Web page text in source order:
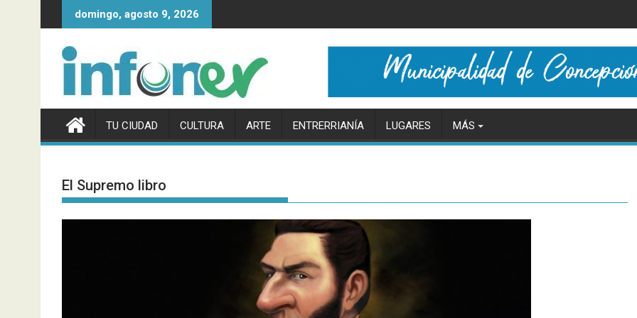
al
domingo, agosto 9, 2026
TU CIUDAD CULTURA ARTE ENTRERRIANÍA LUGARES MÁS
El Supremo libro